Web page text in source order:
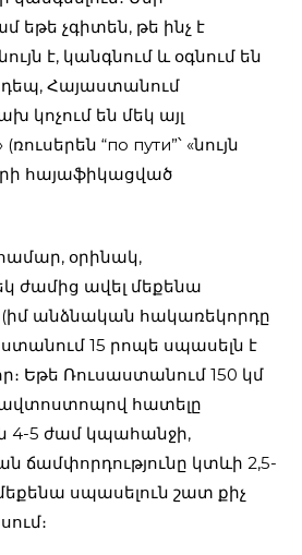
եթե չգիտեն, թե ինչ է
է, կանգնում և օգնում են
դեպ, Հայաստանում
են մեկ այլ
“по пути”՝ «նույն
հայաֆիկացված
օրինակ,
ժամից ավել մեքենա
(իմ անձնական հակառեկորդը
15 րոպե սպասելն է
Եթե Ռուսաստանում 150 կմ
ավտոստոպով հատելը
4-5 ժամ կպահանջի,
ճամփորդությունը կտևի 2,5-
սպասելուն շատ քիչ